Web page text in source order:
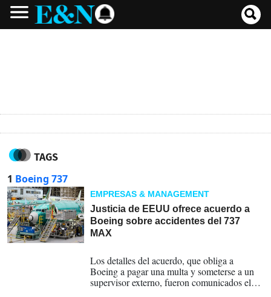
TAGS
1 Boeing 737
EMPRESAS & MANAGEMENT
Justicia de EEUU ofrece acuerdo a
Boeing sobre accidentes del 737
MAX
Los detalles del acuerdo, que obliga a
Boeing a pagar una multa y someterse a un
supervisor externo, fueron comunicados el